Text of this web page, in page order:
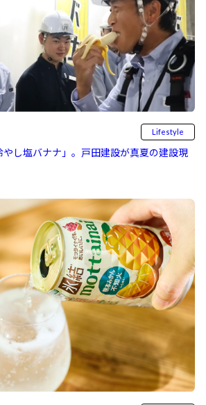
Lifestyle
し塩バナナ」。戸田建設が真夏の建設現